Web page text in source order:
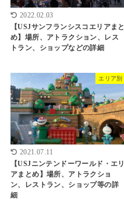
2022.02.03
【USJサンフランシスコエリアまと
め】場所、アトラクション、レス
トラン、ショップなどの詳細
エリア別
2021.07.11
【USJニンテンドーワールド・エリ
アまとめ】場所、アトラクショ
ン、レストラン、ショップ等の詳
細